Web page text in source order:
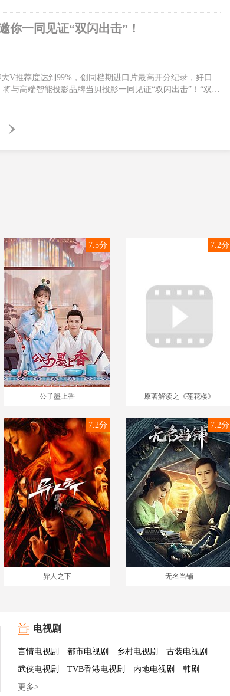
CGS中国巨幕版本与北美同步正式上映！闪电侠为
你一同见证“双闪出击”！
V推荐度达到99%，创同档期进口片最高开分纪录，好口
与高端智能投影品牌当贝投影一同见证“双闪出击”！“双闪
侠》由华纳兄弟影片公司出品，安迪·穆斯切蒂执导，埃兹
中，闪电侠为了拯救至亲穿越时空，却无意引发宇宙危
联手蝙蝠侠超女一同合力出击。电影中闪电侠拥有了超能
公子墨上香
7.5分
原著解读之《莲花楼》
7.2分
异人之下
7.2分
无名当铺
7.2分
电视剧
言情电视剧 都市电视剧 乡村电视剧
古装电视剧
武侠电视剧
TVB香港电视剧 内地电视剧
韩剧
更多>